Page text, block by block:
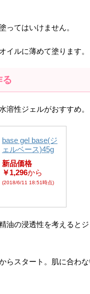
ってはいけません。
イルに薄めて塗ります。
る
溶性ジェルがおすすめ。
base gel base(ジ
ェルベース)45g
新品価格
￥1,296から
(2018/6/11 18:51時点)
油の浸透性を考えると
らスタート。肌に合わ